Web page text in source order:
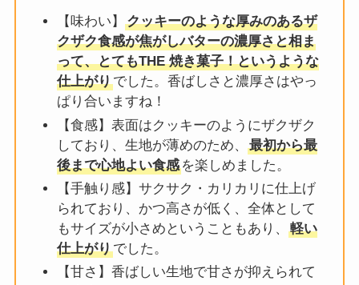
【味わい】
クッキーのような厚みのあるザ
クザク食感が焦がしバターの濃厚さと相ま
って、とてもTHE 焼き菓子！というような
仕上がりでした。香ばしさと濃厚さはやっ
ぱり合いますね！
【食感】表面はクッキーのようにザクザク
しており、生地が薄めのため、
最初から最
後まで心地よい食感を楽しめました。
【手触り感】サクサク・カリカリに仕上げ
られており、かつ高さが低く、全体として
もサイズが小さめということもあり、
軽い
仕上がりでした。
【甘さ】香ばしい生地で甘さが抑えられて